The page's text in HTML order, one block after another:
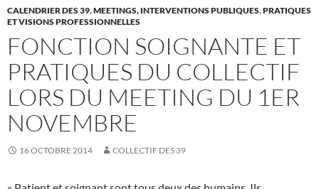
CALENDRIER DES 39,MEETINGS, INTERVENTIONS PUBLIQUES,PRATIQUES
ET VISIONS PROFESSIONNELLES
FONCTION SOIGNANTE ET
PRATIQUES DU COLLECTIF
LORS DU MEETING DU 1ER
NOVEMBRE
16 OCTOBRE 2014 COLLECTIF DES 39